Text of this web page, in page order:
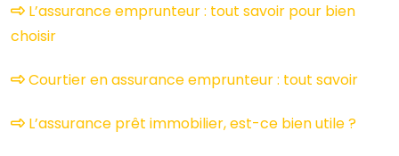
L’assurance emprunteur : tout savoir pour bien
choisir
Courtier en assurance emprunteur : tout savoir
L’assurance prêt immobilier, est-ce bien utile ?